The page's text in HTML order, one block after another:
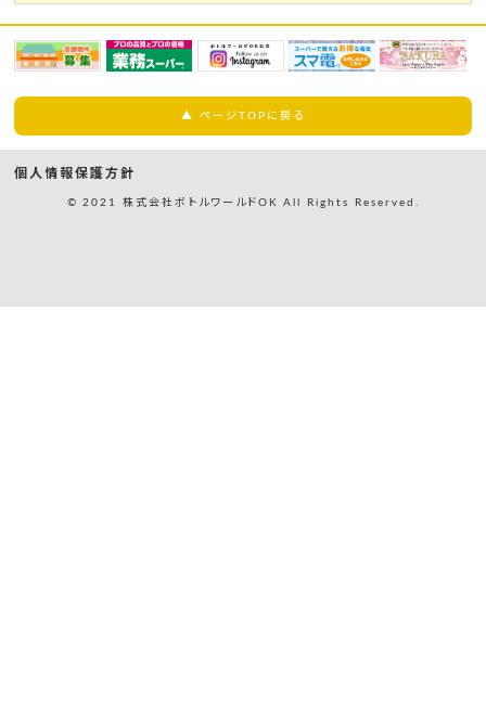
▲ ページTOPに戻る
個人情報保護方針
© 2021 株式会社ボトルワールドOK All Rights Reserved.